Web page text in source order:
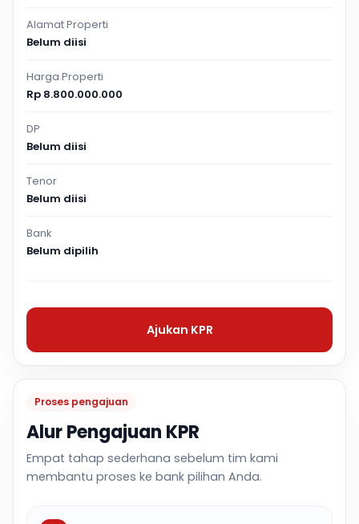
Proses pengajuan
Alur Pengajuan KPR
Empat tahap sederhana sebelum tim kami
membantu proses ke bank pilihan Anda.
Alamat Properti
Belum diisi
Harga Properti
Rp 8.800.000.000
DP
Belum diisi
Tenor
Belum diisi
Bank
Belum dipilih
Ajukan KPR